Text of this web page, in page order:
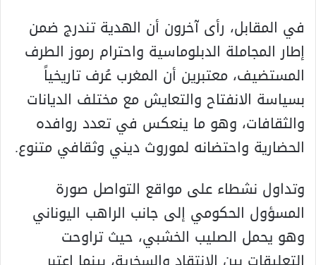
في المقابل، رأى آخرون أن الهدية تندرج ضمن
إطار المجاملة الدبلوماسية واحترام رموز الطرف
المستضيف، معتبرين أن المغرب عُرف تاريخياً
بسياسة الانفتاح والتعايش مع مختلف الديانات
والثقافات، وهو ما ينعكس في تعدد روافده
الحضارية واحتضانه لموروث ديني وثقافي متنوع.
وتداول نشطاء على مواقع التواصل صورة
المسؤول الحكومي إلى جانب الراهب اليوناني
وهو يحمل الصليب الخشبي، حيث تراوحت